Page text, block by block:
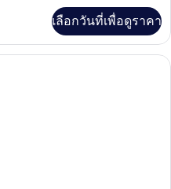
เลือกวันที่เพื่อดูราคา
โต๊ะทำงาน, พื้นที่ทำงานแบบใช้แล็ปท็อ